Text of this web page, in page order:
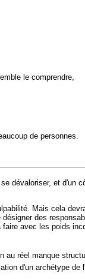
le comprendre,
de personnes.
dévaloriser, et d'un
Mais cela
des
avec les poids
au réel manque
d'un archétype de